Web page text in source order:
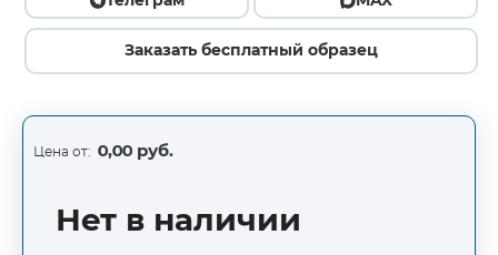
Заказать бесплатный образец
Цена от: 0,00 руб.
Нет в наличии